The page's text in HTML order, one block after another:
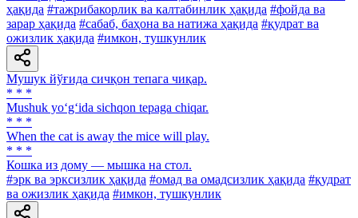
ҳақида #тажрибакорлик ва калтабинлик ҳақида #фойда ва
зарар ҳақида #сабаб, баҳона ва натижа ҳақида #қудрат ва
ожизлик ҳақида #имкон, тушкунлик
Мушук йўғида сичқон тепага чиқар.
* * *
Mushuk yo‘g‘ida sichqon tepaga chiqar.
* * *
When the cat is away the mice will play.
* * *
Кошка из дому — мышка на стол.
#эрк ва эрксизлик ҳақида #омад ва омадсизлик ҳақида #қудрат
ва ожизлик ҳақида #имкон, тушкунлик